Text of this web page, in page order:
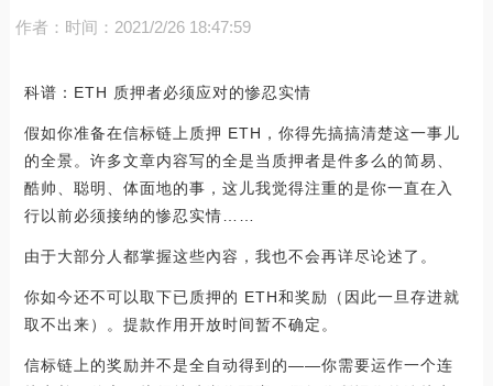
作者： 时间：2021/2/26 18:47:59
科谱：ETH 质押者必须应对的惨忍实情
假如你准备在信标链上质押 ETH，你得先搞搞清楚这一事儿
的全景。许多文章内容写的全是当质押者是件多么的简易、
酷帅、聪明、体面地的事，这儿我觉得注重的是你一直在入
行以前必须接纳的惨忍实情……
由于大部分人都掌握这些內容，我也不会再详尽论述了。
你如今还不可以取下已质押的 ETH和奖励（因此一旦存进就
取不出来）。提款作用开放时间暂不确定。
信标链上的奖励并不是全自动得到的——你需要运作一个连